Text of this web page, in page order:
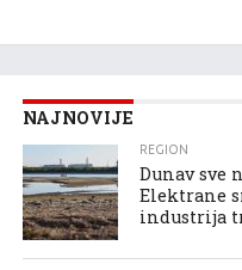
NAJNOVIJE
REGION
Dunav sve
Elektrane
industrija